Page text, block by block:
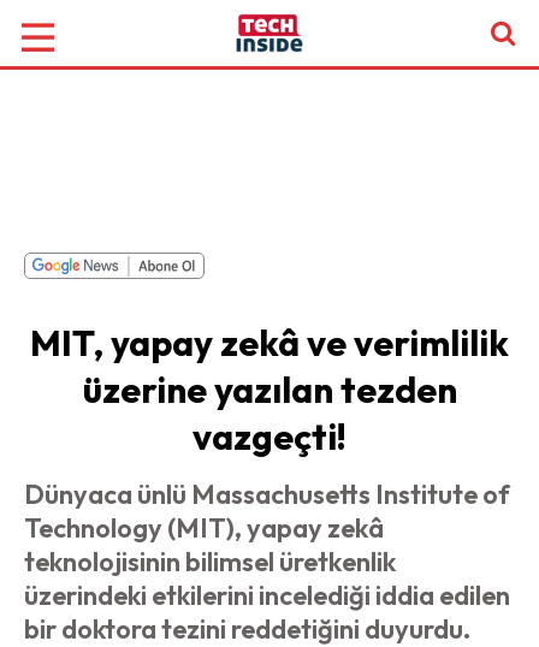
MIT, yapay zekâ ve verimlilik
üzerine yazılan tezden
vazgeçti!
Dünyaca ünlü Massachusetts Institute of
Technology (MIT), yapay zekâ
teknolojisinin bilimsel üretkenlik
üzerindeki etkilerini incelediği iddia edilen
bir doktora tezini reddetiğini duyurdu.